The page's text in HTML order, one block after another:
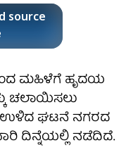
source
ಮಹಿಳೆಗೆ ಹೃದಯ
ಚಲಾಯಿಸಲು
ಉಳಿದ ಘಟನೆ ನಗರದ
ದಿನ್ನೆಯಲ್ಲಿ ನಡೆದಿದೆ.